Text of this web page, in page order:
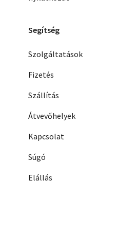
Segítség
Szolgáltatások
Fizetés
Szállítás
Átvevőhelyek
Kapcsolat
Súgó
Elállás